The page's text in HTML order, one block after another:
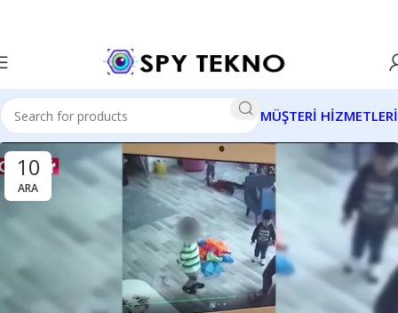
MÜŞTERİ HİZMETLERİ
10
ARA